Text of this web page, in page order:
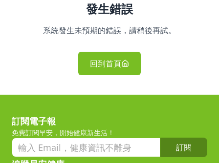
發生錯誤
系統發生未預期的錯誤，請稍後再試。
回到首頁
訂閱電子報
免費訂閱早安，開始健康新生活！
訂閱